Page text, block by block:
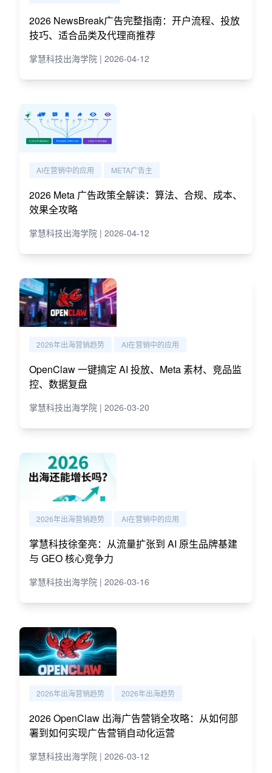
2026 NewsBreak广告完整指南：开户流程、投放
技巧、适合品类及代理商推荐
掌慧科技出海学院 | 2026-04-12
AI在营销中的应用 META广告主
2026 Meta 广告政策全解读：算法、合规、成本、
效果全攻略
掌慧科技出海学院 | 2026-04-12
2026年出海营销趋势 AI在营销中的应用
OpenClaw 一键搞定 AI 投放、Meta 素材、竞品监
控、数据复盘
掌慧科技出海学院 | 2026-03-20
2026年出海营销趋势 AI在营销中的应用
掌慧科技徐奎亮：从流量扩张到 AI 原生品牌基建
与 GEO 核心竞争力
掌慧科技出海学院 | 2026-03-16
2026年出海营销趋势 2026年出海趋势
2026 OpenClaw 出海广告营销全攻略：从如何部
署到如何实现广告营销自动化运营
掌慧科技出海学院 | 2026-03-12